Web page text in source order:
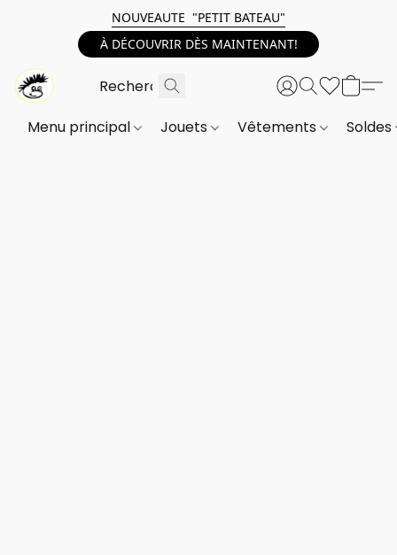
NOUVEAUTE "PETIT BATEAU"
À DÉCOUVRIR DÈS MAINTENANT!
Menu principal Jouets Vêtements Soldes